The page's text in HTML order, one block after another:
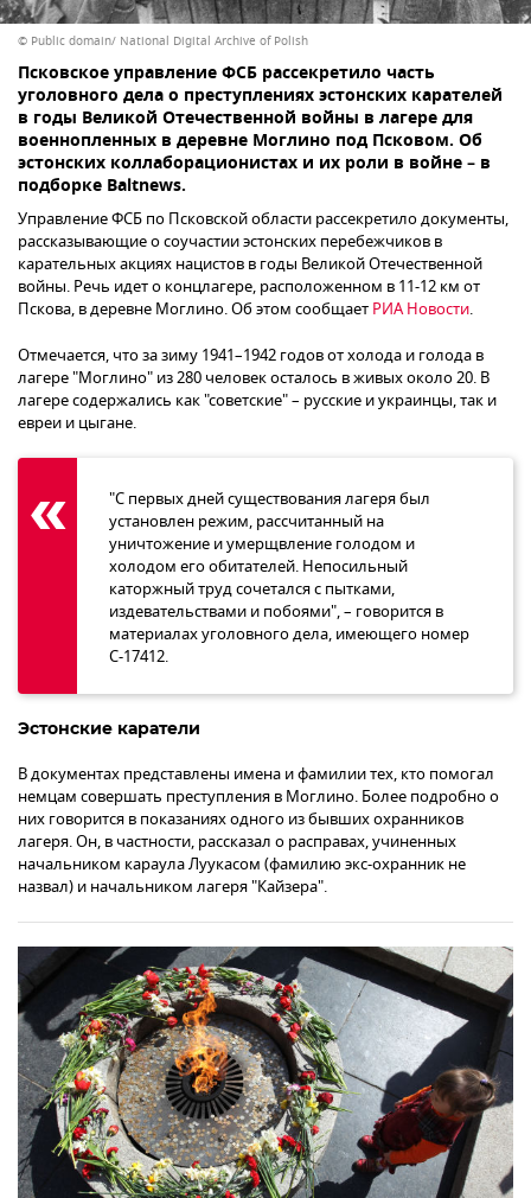
© Public domain/ National Digital Archive of Polish
Псковское управление ФСБ рассекретило часть
уголовного дела о преступлениях эстонских карателей
в годы Великой Отечественной войны в лагере для
военнопленных в деревне Моглино под Псковом. Об
эстонских коллаборационистах и их роли в войне – в
подборке Baltnews.
Управление ФСБ по Псковской области рассекретило документы,
рассказывающие о соучастии эстонских перебежчиков в
карательных акциях нацистов в годы Великой Отечественной
войны. Речь идет о концлагере, расположенном в 11-12 км от
Пскова, в деревне Моглино. Об этом сообщает РИА Новости.
Отмечается, что за зиму 1941–1942 годов от холода и голода в
лагере "Моглино" из 280 человек осталось в живых около 20. В
лагере содержались как "советские" – русские и украинцы, так и
евреи и цыгане.
"С первых дней существования лагеря был
установлен режим, рассчитанный на
уничтожение и умерщвление голодом и
холодом его обитателей. Непосильный
каторжный труд сочетался с пытками,
издевательствами и побоями", – говорится в
материалах уголовного дела, имеющего номер
С-17412.
Эстонские каратели
В документах представлены имена и фамилии тех, кто помогал
немцам совершать преступления в Моглино. Более подробно о
них говорится в показаниях одного из бывших охранников
лагеря. Он, в частности, рассказал о расправах, учиненных
начальником караула Луукасом (фамилию экс-охранник не
назвал) и начальником лагеря "Кайзера".